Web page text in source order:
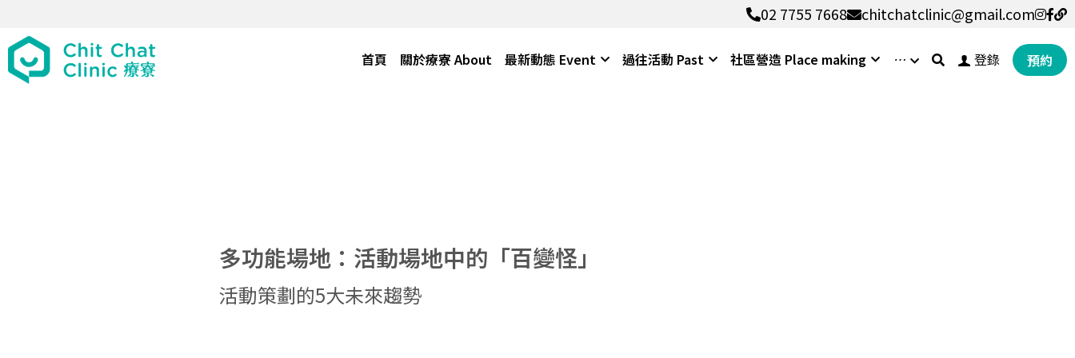
02 7755 7668 chitchatclinic@gmail.com
02 7755 7668 chitchatclinic@gmail.com
首頁 關於療寮 About 最新動態 Event 過往活動 Past 社區營造 Place making … 登錄 預約
多功能場地：活動場地中的「百變怪」
活動策劃的5大未來趨勢